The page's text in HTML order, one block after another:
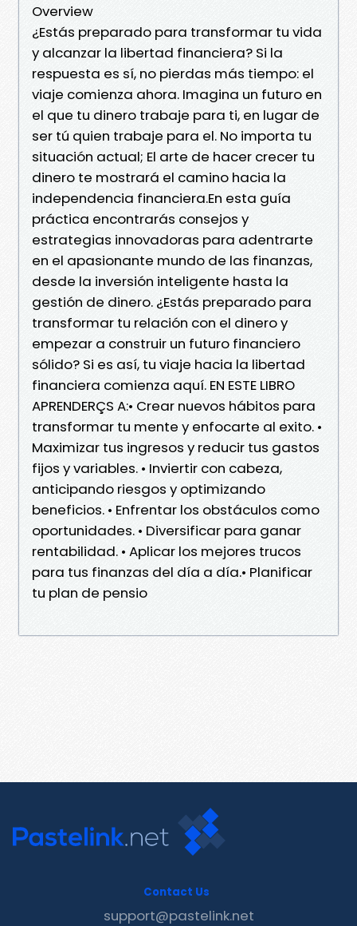
Overview
¿Estás preparado para transformar tu vida
y alcanzar la libertad financiera? Si la
respuesta es sí, no pierdas más tiempo: el
viaje comienza ahora. Imagina un futuro en
el que tu dinero trabaje para ti, en lugar de
ser tú quien trabaje para el. No importa tu
situación actual; El arte de hacer crecer tu
dinero te mostrará el camino hacia la
independencia financiera.En esta guía
práctica encontrarás consejos y
estrategias innovadoras para adentrarte
en el apasionante mundo de las finanzas,
desde la inversión inteligente hasta la
gestión de dinero. ¿Estás preparado para
transformar tu relación con el dinero y
empezar a construir un futuro financiero
sólido? Si es así, tu viaje hacia la libertad
financiera comienza aquí. EN ESTE LIBRO
APRENDERÇS A:• Crear nuevos hábitos para
transformar tu mente y enfocarte al exito. •
Maximizar tus ingresos y reducir tus gastos
fijos y variables. • Inviertir con cabeza,
anticipando riesgos y optimizando
beneficios. • Enfrentar los obstáculos como
oportunidades. • Diversificar para ganar
rentabilidad. • Aplicar los mejores trucos
para tus finanzas del día a día.• Planificar
tu plan de pensio
Contact Us
support@pastelink.net